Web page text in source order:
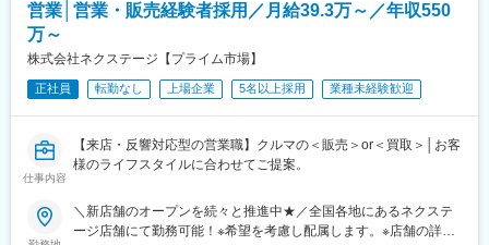
駅、紀伊駅、湘南深沢駅、港南台駅、矢部駅、倉見駅、東陽町
目駅、南永山駅、新大楽毛駅、森林公園駅(北海道)、発寒駅、環状
戸駅、岩手飯岡駅、村崎野駅、石巻あゆみ野駅、中野栄駅、八乙
(常磐線)、郡山富田駅、伊達駅、研究学園駅、石岡駅、常陸多賀
駅、岡本駅(栃木県)、小山駅、西那須野駅、北長岡駅、東新潟駅、
しかわ鉄道線)、春江駅、越前新保駅、竜王駅、焼津駅、東静岡
駅、高塚駅、天竜川駅、積志駅、ジヤトコ前駅、新浜松駅、東山
営業│営業・販売経験者採用／月給39.3万～／年収550
万～
株式会社ネクステージ【プライム市場】
正社員 転勤なし 上場企業 5名以上採用 業種未経験歓迎
仕事内容
【来店・反響対応型の営業職】クルマの＜販売＞or＜買取＞│お客
様のライフスタイルに合わせてご提案。
＼新店舗のオープンを続々と推進中★／全国各地にあるネクステ
ージ店舗にて勤務可能！※希望を考慮し配属します。※店舗の詳細